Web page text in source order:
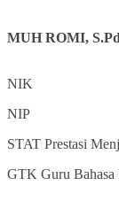
MUH ROMI, S.Pd
NIK
NIP
STAT Prestasi
GTK Guru Bahasa